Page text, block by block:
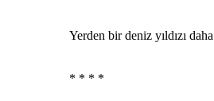
Yerden bir deniz yıldızı
* * * *